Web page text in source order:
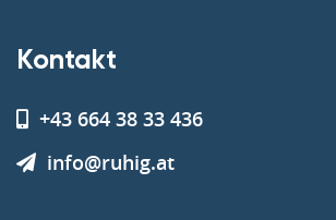
Kontakt
+43 664 38 33 436
info@ruhig.at